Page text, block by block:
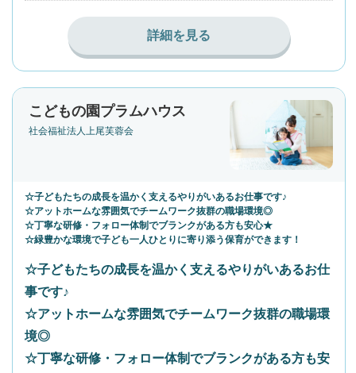
詳細を見る
こどもの園プラムハウス
社会福祉法人上尾芙蓉会
☆子どもたちの成長を温かく支えるやりがいあるお仕事です♪
☆アットホームな雰囲気でチームワーク抜群の職場環境◎
☆丁寧な研修・フォロー体制でブランクがある方も安心★
☆緑豊かな環境で子ども一人ひとりに寄り添う保育ができます！
☆子どもたちの成長を温かく支えるやりがいあるお仕
事です♪
☆アットホームな雰囲気でチームワーク抜群の職場環
境◎
☆丁寧な研修・フォロー体制でブランクがある方も安